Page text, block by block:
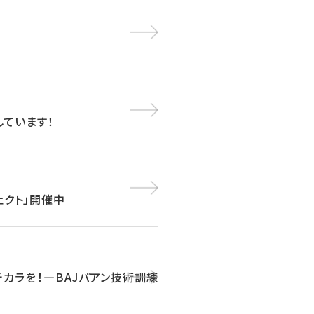
います！
ト」開催中
カラを！―BAJパアン技術訓練